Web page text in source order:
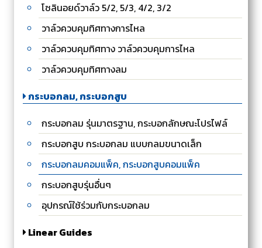
โซลินอยด์วาล์ว 5/2, 5/3, 4/2, 3/2
วาล์วควบคุมทิศทางการไหล
วาล์วควบคุมทิศทาง วาล์วควบคุมการไหล
วาล์วควบคุมทิศทางลม
กระบอกลม, กระบอกสูบ
กระบอกลม รุ่นมาตรฐาน, กระบอกลักษณะโปรไฟล์
กระบอกสูบ กระบอกลม แบบกลมขนาดเล็ก
กระบอกลมคอมแพ็ค, กระบอกสูบคอมแพ็ค
กระบอกสูบรุ่นอื่นๆ
อุปกรณ์ใช้ร่วมกับกระบอกลม
Linear Guides